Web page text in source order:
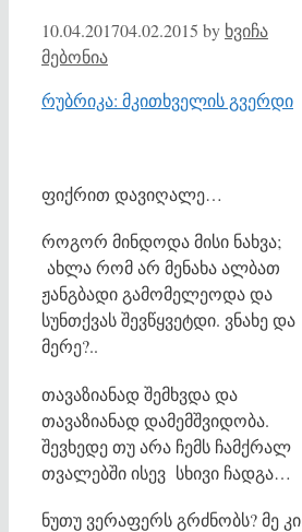
10.04.201704.02.2015 by ხვიჩა
მებონია
რუბრიკა: მკითხველის გვერდი
ფიქრით დავიღალე…
როგორ მინდოდა მისი ნახვა;
ახლა რომ არ მენახა ალბათ
ჟანგბადი გამომელეოდა და
სუნთქვას შევწყვეტდი. ვნახე და
მერე?..
თავაზიანად შემხვდა და
თავაზიანად დამემშვიდობა.
შევხედე თუ არა ჩემს ჩამქრალ
თვალებში ისევ სხივი ჩადგა…
ნუთუ ვერაფერს გრძნობს? მე კი